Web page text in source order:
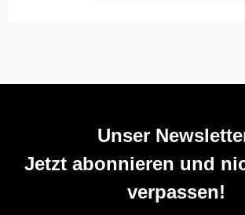
Unser
Jetzt abonnieren und
verpassen!